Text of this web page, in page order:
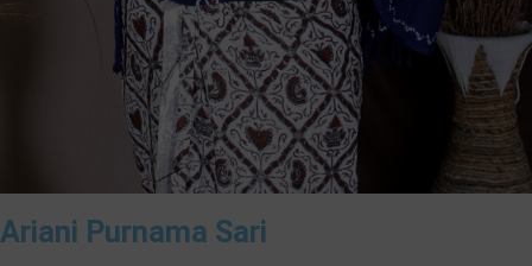
Ariani Purnama Sari